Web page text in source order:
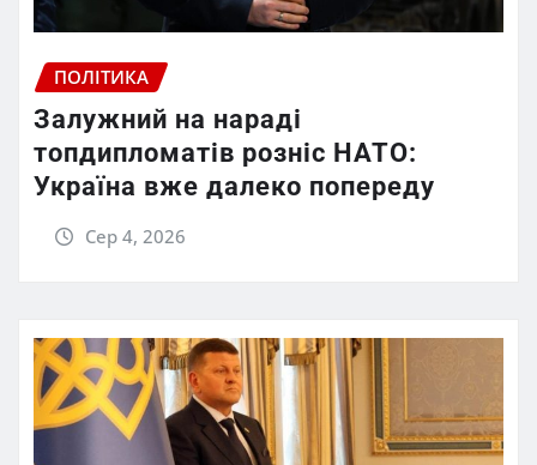
ПОЛІТИКА
Залужний на нараді
топдипломатів розніс НАТО:
Україна вже далеко попереду
Сер 4, 2026